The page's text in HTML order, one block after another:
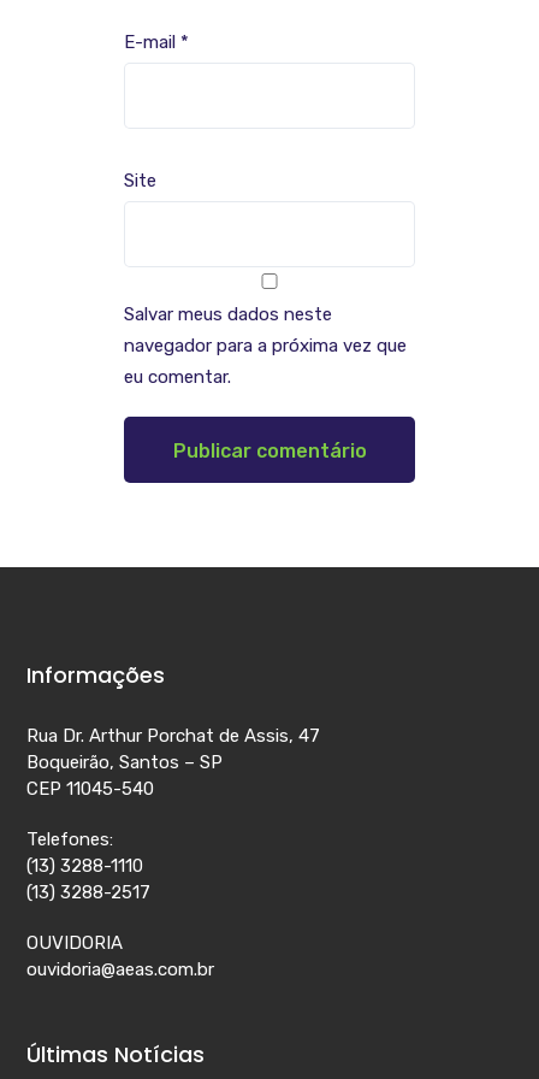
E-mail *
Site
Salvar meus dados neste
navegador para a próxima vez que
eu comentar.
Informações
Rua Dr. Arthur Porchat de Assis, 47
Boqueirão, Santos – SP
CEP 11045-540
Telefones:
(13) 3288-1110
(13) 3288-2517
OUVIDORIA
ouvidoria@aeas.com.br
Últimas Notícias